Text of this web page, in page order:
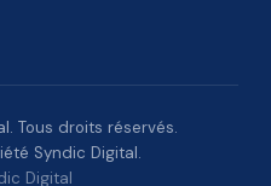
Tous droits réservés.
Syndic Digital.
Digital